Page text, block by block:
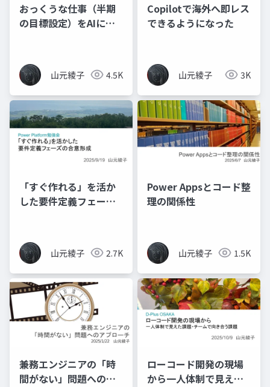
おっくうな仕事（半期
の目標設定）をAIに押
山元綾子 4.5K
Copilotで海外へ即レス
できるようになった
山元綾子 3K
「すぐ作れる」を活か
した要件定義フェーズ
山元綾子 2.7K
Power Appsとコード整
理の関係性
山元綾子 1.5K
兼務エンジニアの「時
間がない」問題へのア
ローコード開発の現場
から一人体制で見えた